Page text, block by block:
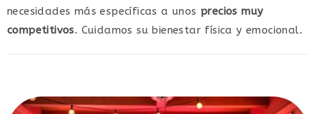
necesidades más específicas a unos precios muy
competitivos. Cuidamos su bienestar física y emocional.